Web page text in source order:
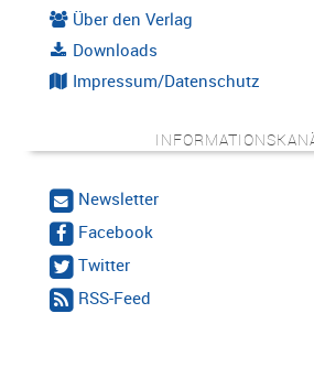
Über den Verlag
Downloads
Impressum/Datenschutz
Newsletter
Facebook
Twitter
RSS-Feed